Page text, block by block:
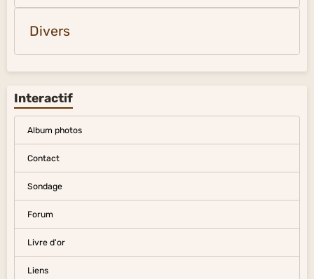
Divers
Interactif
Album photos
Contact
Sondage
Forum
Livre d'or
Liens